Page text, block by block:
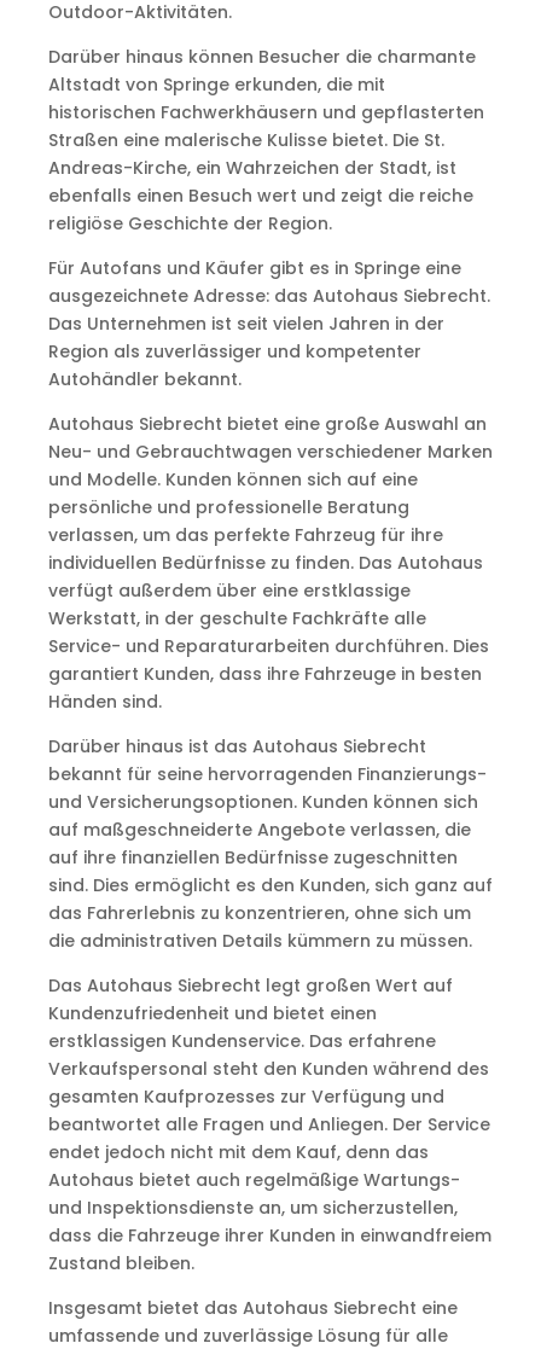
Outdoor-Aktivitäten.
Darüber hinaus können Besucher die charmante
Altstadt von Springe erkunden, die mit
historischen Fachwerkhäusern und gepflasterten
Straßen eine malerische Kulisse bietet. Die St.
Andreas-Kirche, ein Wahrzeichen der Stadt, ist
ebenfalls einen Besuch wert und zeigt die reiche
religiöse Geschichte der Region.
Für Autofans und Käufer gibt es in Springe eine
ausgezeichnete Adresse: das Autohaus Siebrecht.
Das Unternehmen ist seit vielen Jahren in der
Region als zuverlässiger und kompetenter
Autohändler bekannt.
Autohaus Siebrecht bietet eine große Auswahl an
Neu- und Gebrauchtwagen verschiedener Marken
und Modelle. Kunden können sich auf eine
persönliche und professionelle Beratung
verlassen, um das perfekte Fahrzeug für ihre
individuellen Bedürfnisse zu finden. Das Autohaus
verfügt außerdem über eine erstklassige
Werkstatt, in der geschulte Fachkräfte alle
Service- und Reparaturarbeiten durchführen. Dies
garantiert Kunden, dass ihre Fahrzeuge in besten
Händen sind.
Darüber hinaus ist das Autohaus Siebrecht
bekannt für seine hervorragenden Finanzierungs-
und Versicherungsoptionen. Kunden können sich
auf maßgeschneiderte Angebote verlassen, die
auf ihre finanziellen Bedürfnisse zugeschnitten
sind. Dies ermöglicht es den Kunden, sich ganz auf
das Fahrerlebnis zu konzentrieren, ohne sich um
die administrativen Details kümmern zu müssen.
Das Autohaus Siebrecht legt großen Wert auf
Kundenzufriedenheit und bietet einen
erstklassigen Kundenservice. Das erfahrene
Verkaufspersonal steht den Kunden während des
gesamten Kaufprozesses zur Verfügung und
beantwortet alle Fragen und Anliegen. Der Service
endet jedoch nicht mit dem Kauf, denn das
Autohaus bietet auch regelmäßige Wartungs-
und Inspektionsdienste an, um sicherzustellen,
dass die Fahrzeuge ihrer Kunden in einwandfreiem
Zustand bleiben.
Insgesamt bietet das Autohaus Siebrecht eine
umfassende und zuverlässige Lösung für alle